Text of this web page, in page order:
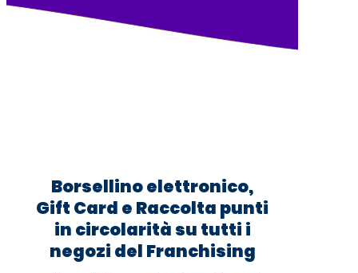
Borsellino elettronico,
Gift Card e Raccolta punti
in circolarità su tutti i
negozi del Franchising